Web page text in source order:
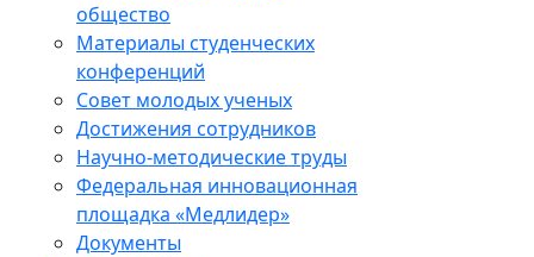
общество
Материалы студенческих
конференций
Совет молодых ученых
Достижения сотрудников
Научно-методические труды
Федеральная инновационная
площадка «Медлидер»
Документы